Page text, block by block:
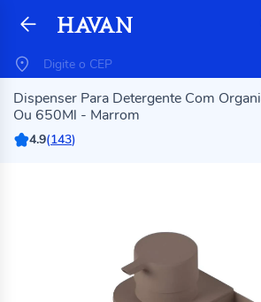
Dispenser Para Detergente Com
Ou 650Ml - Marrom
4.9(143)